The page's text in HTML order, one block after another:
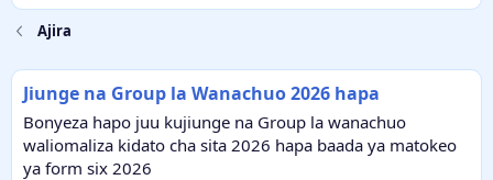
Ajira
Jiunge na Group la Wanachuo 2026 hapa
Bonyeza hapo juu kujiunge na Group la wanachuo
waliomaliza kidato cha sita 2026 hapa baada ya matokeo
ya form six 2026